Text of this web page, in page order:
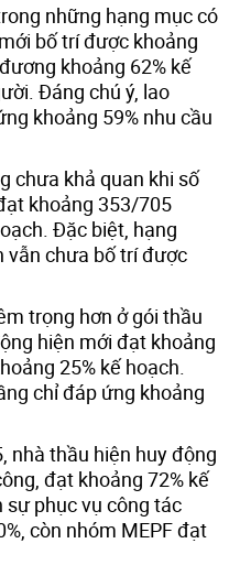
những hạng mục có
bố trí được khoảng
khoảng 62% kế
Đáng chú ý, lao
khoảng 59% nhu cầu
chưa khả quan khi số
khoảng 353/705
Đặc biệt, hạng
vẫn chưa bố trí được
trọng hơn ở gói thầu
hiện mới đạt khoảng
25% kế hoạch.
chỉ đáp ứng khoảng
nhà thầu hiện huy động
đạt khoảng 72% kế
sự phục vụ công tác
còn nhóm MEPF đạt